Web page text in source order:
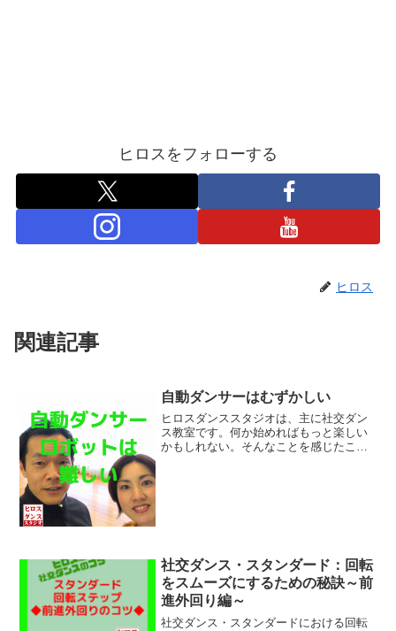
ヒロスをフォローする
ヒロス
関連記事
自動ダンサーはむずかしい
ヒロスダンススタジオは、主に社交ダン
ス教室です。何か始めればもっと楽しい
かもしれない。そんなことを感じたこと
社交ダンス・スタンダード：回転
をスムーズにするための秘訣～前
進外回り編～
社交ダンス・スタンダードにおける回転